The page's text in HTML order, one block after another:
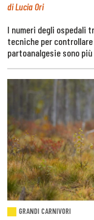
di Lucia Ori
I numeri degli ospedali
tecniche per
partoanalgesie sono
GRANDI CARNIVORI